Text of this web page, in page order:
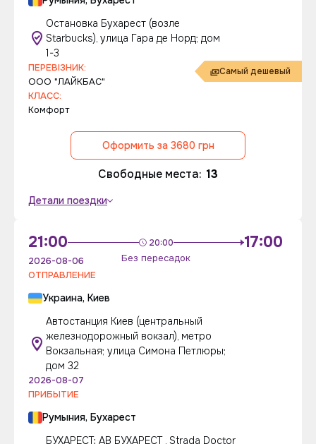
Остановка Бухарест (возле
Starbucks), улица Гара де Норд; дом
1-3
Самый дешевый
ПЕРЕВІЗНИК:
ООО "ЛАЙКБАС"
КЛАСС:
Комфорт
Оформить за 3680 грн
Свободные места: 13
Детали поездки
21:00 20:00
Без пересадок
17:00
2026-08-06
ОТПРАВЛЕНИЕ
Украина, Киев
Автостанция Киев (центральный
железнодорожный вокзал), метро
Вокзальная; улица Симона Петлюры;
дом 32
2026-08-07
ПРИБЫТИЕ
Румыния, Бухарест
БУХАРЕСТ: АВ БУХАРЕСТ , Strada Doctor